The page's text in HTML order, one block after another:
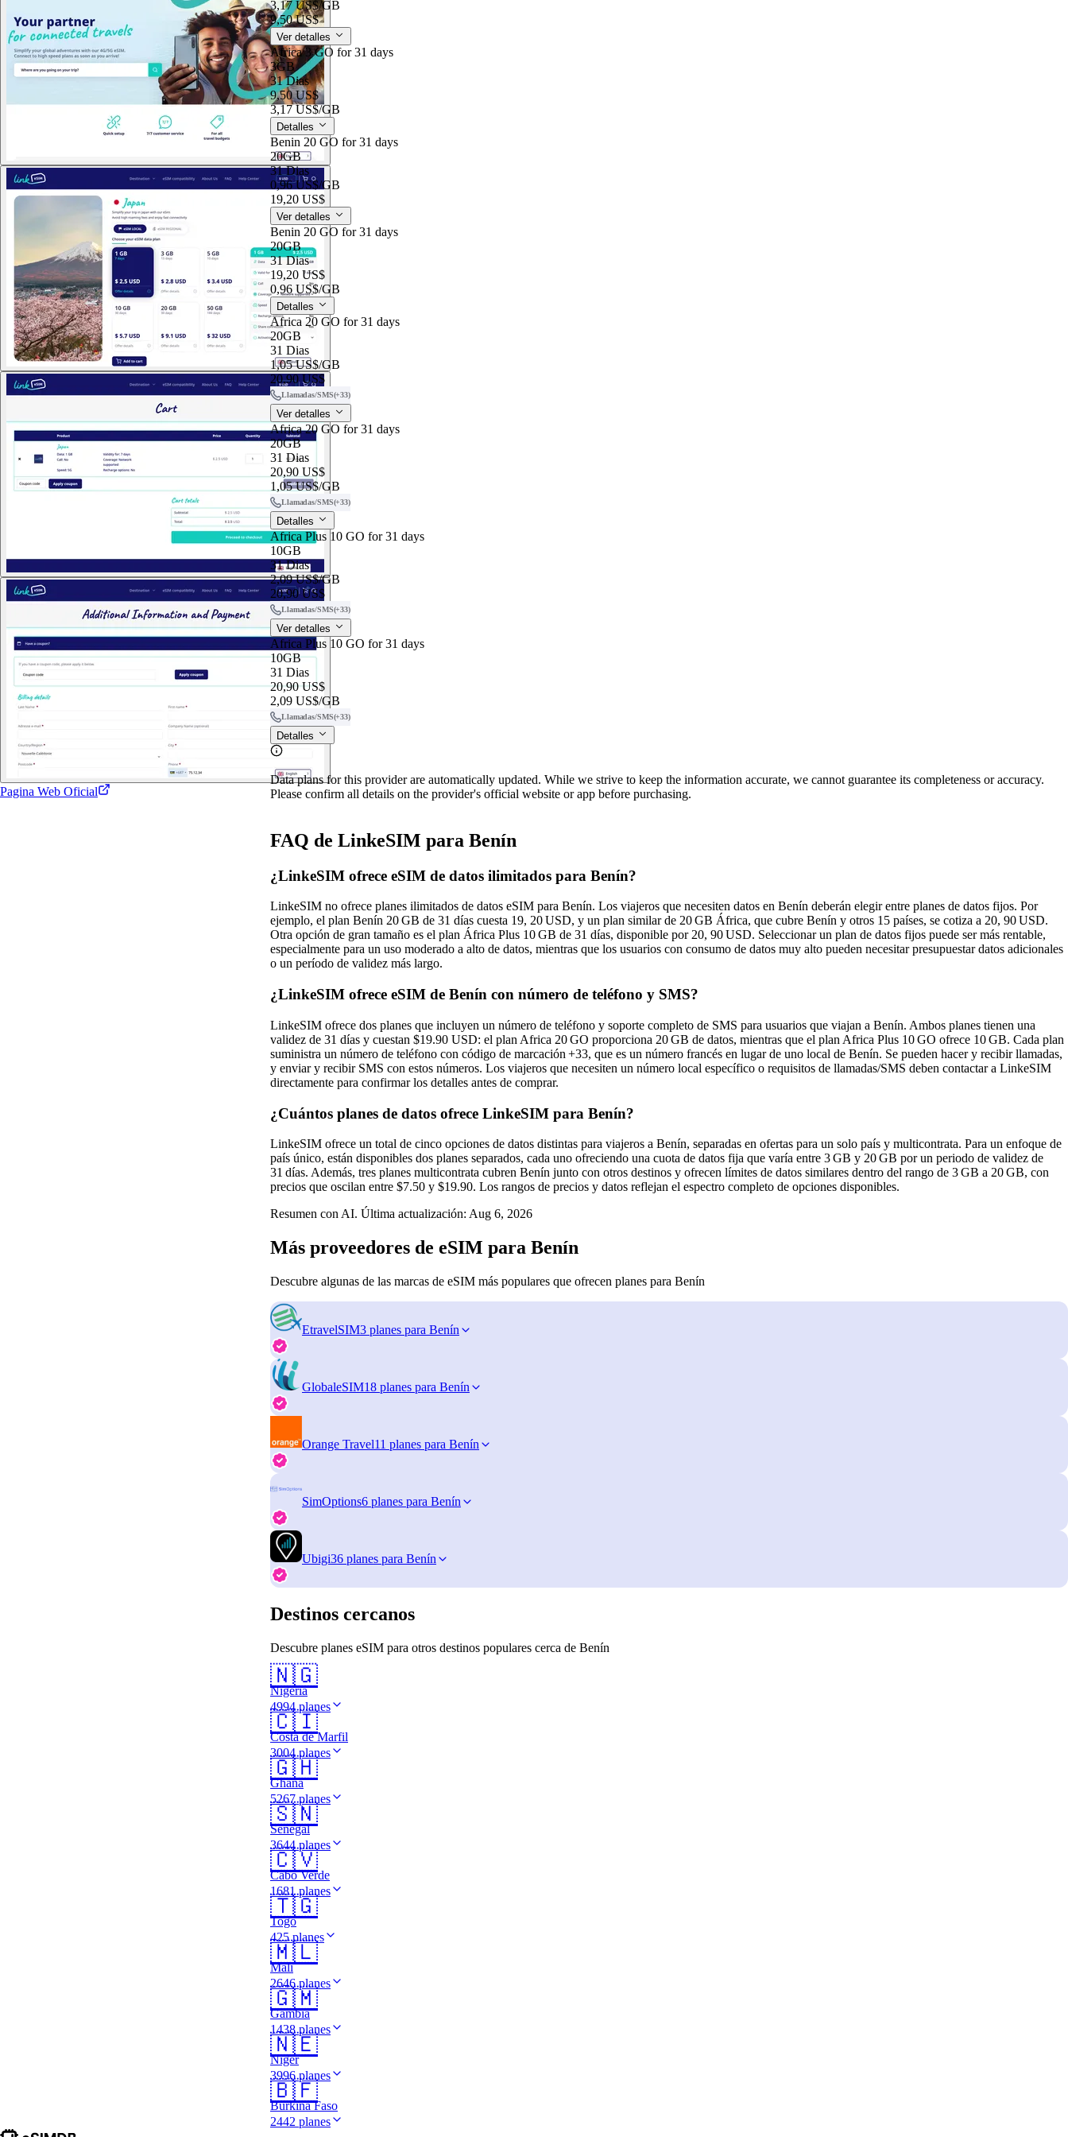
Pagina Web Oficial
3,17 US$/GB
9,50 US$
Ver detalles
Africa 3 GO for 31 days
3GB
31 Dias
9,50 US$
3,17 US$/GB
Detalles
Benin 20 GO for 31 days
20GB
31 Dias
0,96 US$/GB
19,20 US$
Ver detalles
Benin 20 GO for 31 days
20GB
31 Dias
19,20 US$
0,96 US$/GB
Detalles
Africa 20 GO for 31 days
20GB
31 Dias
1,05 US$/GB
20,90 US$
Llamadas/SMS(+33)
Ver detalles
Africa 20 GO for 31 days
20GB
31 Dias
20,90 US$
1,05 US$/GB
Llamadas/SMS(+33)
Detalles
Africa Plus 10 GO for 31 days
10GB
31 Dias
2,09 US$/GB
20,90 US$
Llamadas/SMS(+33)
Ver detalles
Africa Plus 10 GO for 31 days
10GB
31 Dias
20,90 US$
2,09 US$/GB
Llamadas/SMS(+33)
Detalles
Data plans for this provider are automatically updated. While we strive to keep the information accurate, we cannot guarantee its completeness or accuracy.
Please confirm all details on the provider's official website or app before purchasing.
FAQ de LinkeSIM para Benín
¿LinkeSIM ofrece eSIM de datos ilimitados para Benín?
LinkeSIM no ofrece planes ilimitados de datos eSIM para Benín. Los viajeros que necesiten datos en Benín deberán elegir entre planes de datos fijos. Por
ejemplo, el plan Benín 20 GB de 31 días cuesta 19, 20 USD, y un plan similar de 20 GB África, que cubre Benín y otros 15 países, se cotiza a 20, 90 USD.
Otra opción de gran tamaño es el plan África Plus 10 GB de 31 días, disponible por 20, 90 USD. Seleccionar un plan de datos fijos puede ser más rentable,
especialmente para un uso moderado a alto de datos, mientras que los usuarios con consumo de datos muy alto pueden necesitar presupuestar datos adicionales
o un período de validez más largo.
¿LinkeSIM ofrece eSIM de Benín con número de teléfono y SMS?
LinkeSIM ofrece dos planes que incluyen un número de teléfono y soporte completo de SMS para usuarios que viajan a Benín. Ambos planes tienen una
validez de 31 días y cuestan $19.90 USD: el plan Africa 20 GO proporciona 20 GB de datos, mientras que el plan Africa Plus 10 GO ofrece 10 GB. Cada plan
suministra un número de teléfono con código de marcación +33, que es un número francés en lugar de uno local de Benín. Se pueden hacer y recibir llamadas,
y enviar y recibir SMS con estos números. Los viajeros que necesiten un número local específico o requisitos de llamadas/SMS deben contactar a LinkeSIM
directamente para confirmar los detalles antes de comprar.
¿Cuántos planes de datos ofrece LinkeSIM para Benín?
LinkeSIM ofrece un total de cinco opciones de datos distintas para viajeros a Benín, separadas en ofertas para un solo país y multicontrata. Para un enfoque de
país único, están disponibles dos planes separados, cada uno ofreciendo una cuota de datos fija que varía entre 3 GB y 20 GB por un periodo de validez de
31 días. Además, tres planes multicontrata cubren Benín junto con otros destinos y ofrecen límites de datos similares dentro del rango de 3 GB a 20 GB, con
precios que oscilan entre $7.50 y $19.90. Los rangos de precios y datos reflejan el espectro completo de opciones disponibles.
Resumen con AI. Última actualización: Aug 6, 2026
Más proveedores de eSIM para Benín
Descubre algunas de las marcas de eSIM más populares que ofrecen planes para Benín
EtravelSIM3 planes para Benín
GlobaleSIM18 planes para Benín
Orange Travel11 planes para Benín
SimOptions6 planes para Benín
Ubigi36 planes para Benín
Destinos cercanos
Descubre planes eSIM para otros destinos populares cerca de Benín
🇳🇬
Nigeria
4994 planes
🇨🇮
Costa de Marfil
3004 planes
🇬🇭
Ghana
5267 planes
🇸🇳
Senegal
3644 planes
🇨🇻
Cabo Verde
1681 planes
🇹🇬
Togo
425 planes
🇲🇱
Mali
2646 planes
🇬🇲
Gambia
1438 planes
🇳🇪
Níger
3996 planes
🇧🇫
Burkina Faso
2442 planes